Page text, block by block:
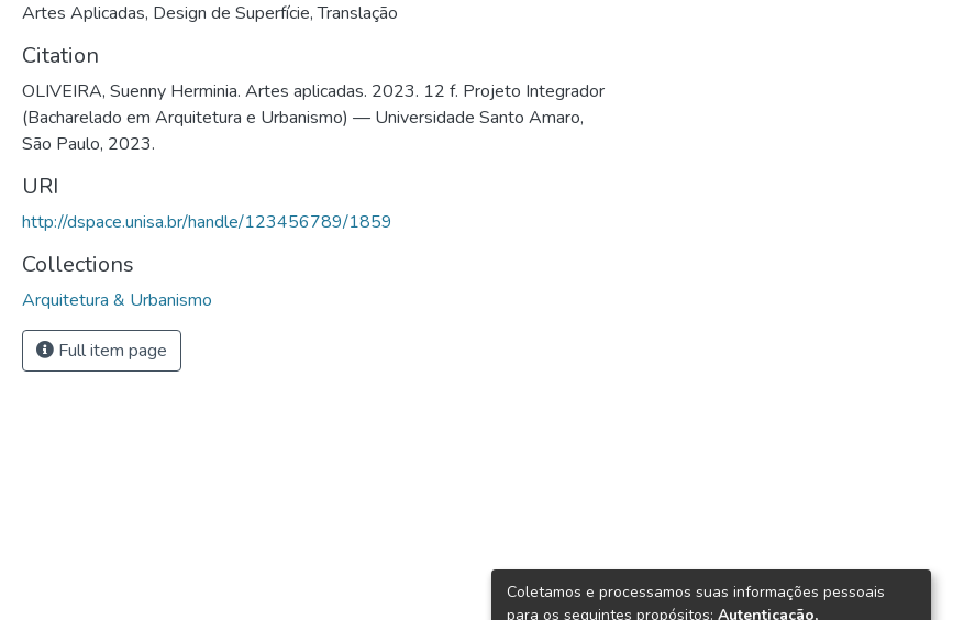
Artes Aplicadas, Design de Superfície,Translação
Citation
OLIVEIRA, Suenny Herminia. Artes aplicadas. 2023. 12 f. Projeto Integrador
(Bacharelado em Arquitetura e Urbanismo) — Universidade Santo Amaro,
São Paulo, 2023.
URI
http://dspace.unisa.br/handle/123456789/1859
Collections
Arquitetura & Urbanismo
Full item page
Coletamos e processamos suas informações pessoais
para os seguintes propósitos: Autenticação,